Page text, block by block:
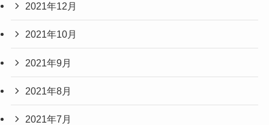
2021年12月
2021年10月
2021年9月
2021年8月
2021年7月